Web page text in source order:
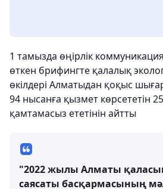
1 тамызда өңірлік
өткен брифингте қалалық
өкілдері Алматыдан қоқыс
94 нысанға қызмет көрсететін
қамтамасыз ететінін айтты
"2022 жылы Алматы
саясаты басқармасының